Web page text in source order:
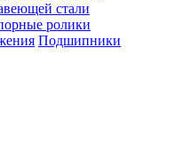
стали
ролики
Подшипники